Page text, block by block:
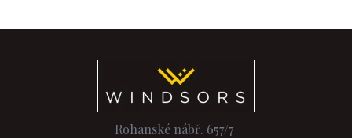
Rohanské nábř. 657/7